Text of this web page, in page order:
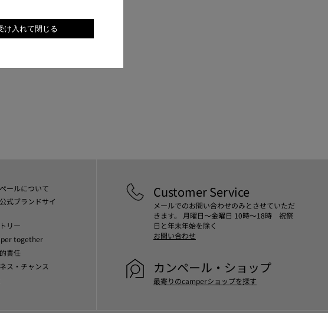
け入れて閉じる
ールについて
式ブランドサイ
リー
together
責任
ス・チャンス
Customer Service
メールでのお問い合わせのみとさせていただ
きます。 月曜日～金曜日 10時～18時 祝祭
日と年末年始を除く
お問い合わせ
カンペール・ショップ
最寄りのcamperショップを探す